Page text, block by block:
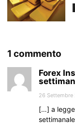
1 commento
Forex
26 Settembre
[…] a